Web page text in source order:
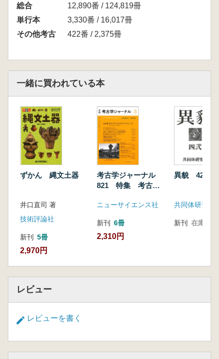
総合
12,890番 / 124,819冊
単行本
3,330番 / 16,017冊
その他考古
422番 / 2,375冊
一緒に買われている本
ずかん 縄文土器
井口直司 著
技術評論社
新刊 5冊
2,970円
考古学ジャーナル
821 特集 考古学
フト
ニューサイエンス社
新刊 6冊
2,310円
異貌 42号
共同体研究会
新刊 在庫なし
レビュー
レビューを書く